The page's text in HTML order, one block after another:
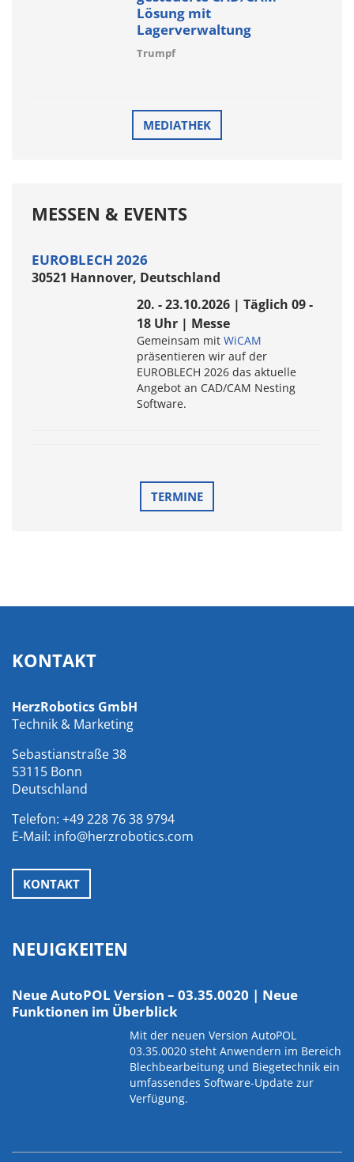
Lösung mit
Lagerverwaltung
Trumpf
MEDIATHEK
MESSEN & EVENTS
EUROBLECH 2026
30521 Hannover, Deutschland
20. - 23.10.2026 | Täglich 09 -
18 Uhr | Messe
Gemeinsam mit WiCAM
präsentieren wir auf der
EUROBLECH 2026 das aktuelle
Angebot an CAD/CAM Nesting
Software.
TERMINE
KONTAKT
HerzRobotics GmbH
Technik & Marketing
Sebastianstraße 38
53115 Bonn
Deutschland
Telefon: +49 228 76 38 9794
E-Mail: info@herzrobotics.com
KONTAKT
NEUIGKEITEN
Neue AutoPOL Version – 03.35.0020 | Neue
Funktionen im Überblick
Mit der neuen Version AutoPOL
03.35.0020 steht Anwendern im Bereich
Blechbearbeitung und Biegetechnik ein
umfassendes Software-Update zur
Verfügung.